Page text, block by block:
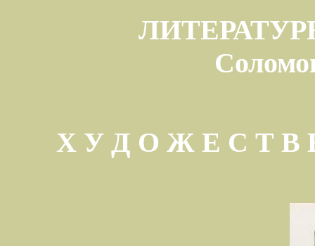
Х У Д О Ж Е С Т